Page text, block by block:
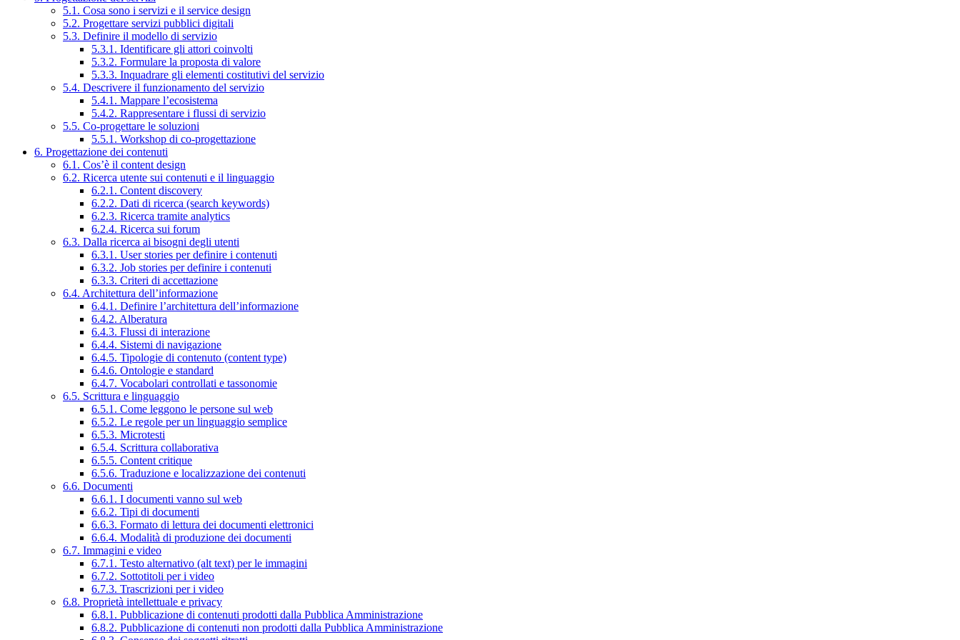
5.1. Cosa sono i servizi e il service design
5.2. Progettare servizi pubblici digitali
5.3. Definire il modello di servizio
5.3.1. Identificare gli attori coinvolti
5.3.2. Formulare la proposta di valore
5.3.3. Inquadrare gli elementi costitutivi del servizio
5.4. Descrivere il funzionamento del servizio
5.4.1. Mappare l’ecosistema
5.4.2. Rappresentare i flussi di servizio
5.5. Co-progettare le soluzioni
5.5.1. Workshop di co-progettazione
6. Progettazione dei contenuti
6.1. Cos’è il content design
6.2. Ricerca utente sui contenuti e il linguaggio
6.2.1. Content discovery
6.2.2. Dati di ricerca (search keywords)
6.2.3. Ricerca tramite analytics
6.2.4. Ricerca sui forum
6.3. Dalla ricerca ai bisogni degli utenti
6.3.1. User stories per definire i contenuti
6.3.2. Job stories per definire i contenuti
6.3.3. Criteri di accettazione
6.4. Architettura dell’informazione
6.4.1. Definire l’architettura dell’informazione
6.4.2. Alberatura
6.4.3. Flussi di interazione
6.4.4. Sistemi di navigazione
6.4.5. Tipologie di contenuto (content type)
6.4.6. Ontologie e standard
6.4.7. Vocabolari controllati e tassonomie
6.5. Scrittura e linguaggio
6.5.1. Come leggono le persone sul web
6.5.2. Le regole per un linguaggio semplice
6.5.3. Microtesti
6.5.4. Scrittura collaborativa
6.5.5. Content critique
6.5.6. Traduzione e localizzazione dei contenuti
6.6. Documenti
6.6.1. I documenti vanno sul web
6.6.2. Tipi di documenti
6.6.3. Formato di lettura dei documenti elettronici
6.6.4. Modalità di produzione dei documenti
6.7. Immagini e video
6.7.1. Testo alternativo (alt text) per le immagini
6.7.2. Sottotitoli per i video
6.7.3. Trascrizioni per i video
6.8. Proprietà intellettuale e privacy
6.8.1. Pubblicazione di contenuti prodotti dalla Pubblica Amministrazione
6.8.2. Pubblicazione di contenuti non prodotti dalla Pubblica Amministrazione